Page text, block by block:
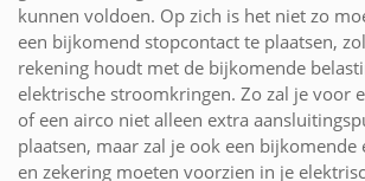
kunnen voldoen. Op zich is het niet zo
een bijkomend stopcontact te plaatsen,
rekening houdt met de bijkomende
elektrische stroomkringen. Zo zal je voor
of een airco niet alleen extra
plaatsen, maar zal je ook een
en zekering moeten voorzien in je